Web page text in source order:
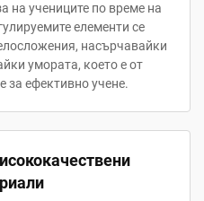
на учениците по време на
елементи се
насърчавайки
умората, което е от
за ефективно учене.